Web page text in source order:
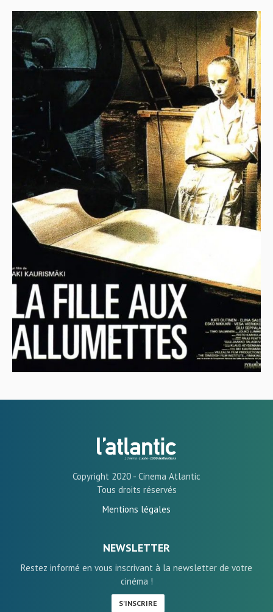
Copyright 2020 - Cinema Atlantic
Tous droits réservés
Mentions légales
NEWSLETTER
Restez informé en vous inscrivant à la newsletter de votre
cinéma !
S'INSCRIRE